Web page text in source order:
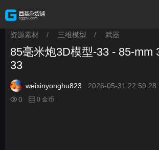
资源素材 / 三维模型 / 武器
85毫米炮3D模型-33 - 85-mm
33
weixinyonghu823
2026-05-31 22:59:28
0
0 金币